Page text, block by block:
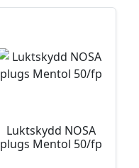
Luktskydd NOSA
plugs Mentol 50/fp